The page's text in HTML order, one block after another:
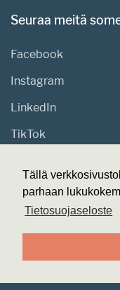
Tällä
parhaan
Tietosuojaseloste
Seuraa meitä
Facebook
Instagram
LinkedIn
TikTok
Suomen